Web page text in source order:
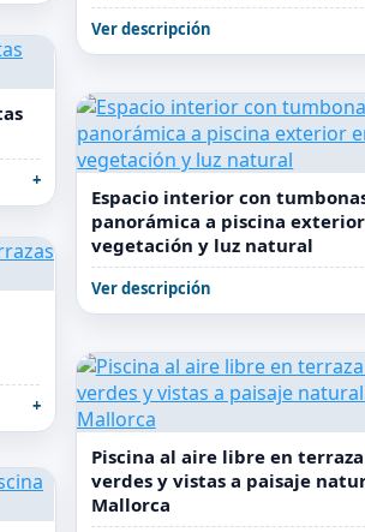
Ver descripción
Espacio interior con
panorámica a piscina
vegetación y luz natural
Ver descripción
Piscina al aire libre en
verdes y vistas a paisaje
Mallorca